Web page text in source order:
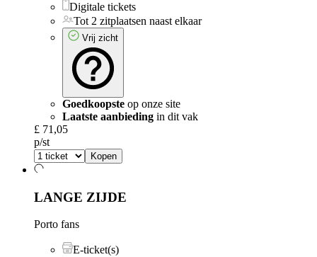
Digitale tickets
Tot 2 zitplaatsen naast elkaar
Vrij zicht
Goedkoopste op onze site
Laatste aanbieding in dit vak
£ 71,05
p/st
Kopen
LANGE ZIJDE
Porto fans
E-ticket(s)